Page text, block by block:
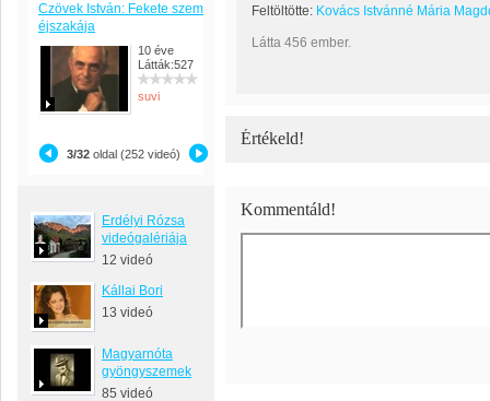
Czövek István: Fekete szem
éjszakája
10 éve
Látták:527
suvi
3/32 oldal (252 videó)
Erdélyi Rózsa
videógalériája
12 videó
Kállai Bori
13 videó
Magyarnóta
gyöngyszemek
85 videó
Feltöltötte: Kovács Istvánné Mária
Látta 456 ember.
Értékeld!
Kommentáld!